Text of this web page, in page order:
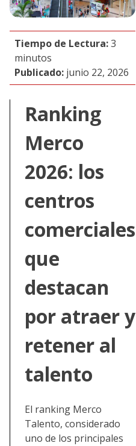
Tiempo de Lectura:3
minutos
Publicado: junio 22, 2026
Ranking
Merco
2026: los
centros
comerciales
que
destacan
por atraer y
retener al
talento
El ranking Merco
Talento, considerado
uno de los principales